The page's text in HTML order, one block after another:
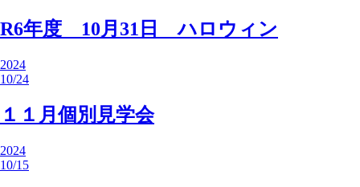
R6年度 10月31日 ハロウィン
2024
10/24
１１月個別見学会
2024
10/15